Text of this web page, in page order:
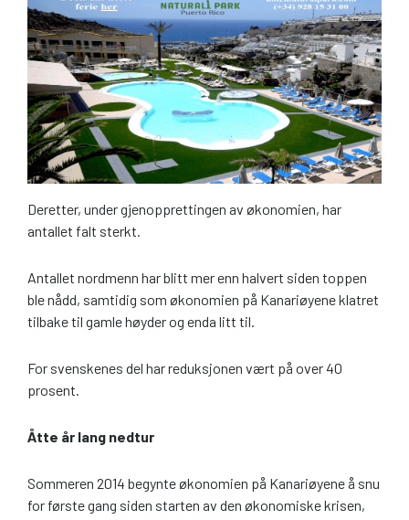
Deretter, under gjenopprettingen av økonomien, har
antallet falt sterkt.
Antallet nordmenn har blitt mer enn halvert siden toppen
ble nådd, samtidig som økonomien på Kanariøyene klatret
tilbake til gamle høyder og enda litt til.
For svenskenes del har reduksjonen vært på over 40
prosent.
Åtte år lang nedtur
Sommeren 2014 begynte økonomien på Kanariøyene å snu
for første gang siden starten av den økonomiske krisen,